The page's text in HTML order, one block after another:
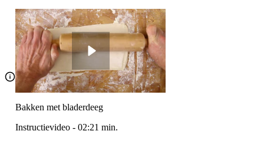
Bakken met bladerdeeg
Instructievideo - 02:21 min.